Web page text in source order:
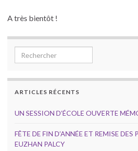
A très bientôt !
Search for:
ARTICLES RÉCENTS
UN SESSION D’ÉCOLE OUVERTE
FÊTE DE FIN D’ANNÉE ET REMISE DES
EUZHAN PALCY